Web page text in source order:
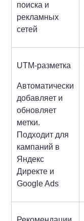
поиска и
рекламных
сетей
UTM-разметка
Автоматически
добавляет и
обновляет
метки.
Подходит для
кампаний в
Яндекс
Директе и
Google Ads